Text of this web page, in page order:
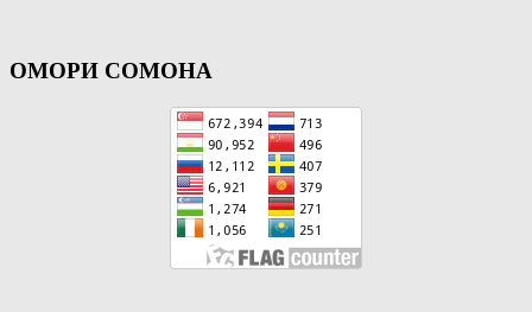
ОМОРИ СОМОНА